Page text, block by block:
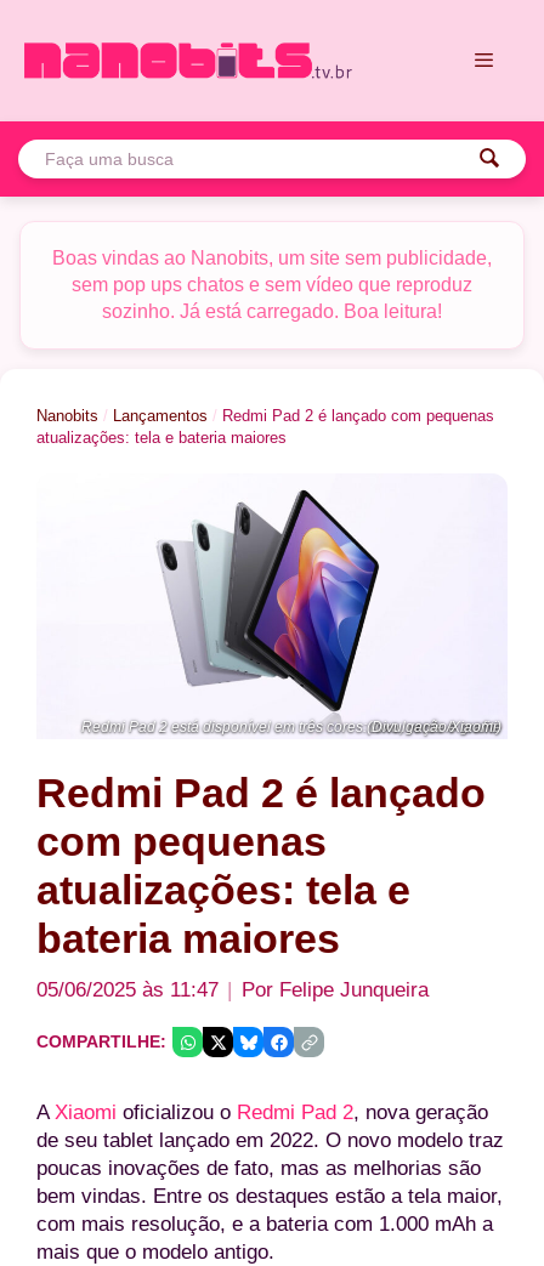
para
Boas vindas ao Nanobits, um site sem publicidade,
sem pop ups chatos e sem vídeo que reproduz
sozinho. Já está carregado. Boa leitura!
Nanobits / Lançamentos / Redmi Pad 2 é lançado com pequenas
atualizações: tela e bateria maiores
Redmi Pad 2 está disponível em três cores: roxo, verde e grafite (Divulgação/Xiaomi)
Redmi Pad 2 é lançado
com pequenas
atualizações: tela e
bateria maiores
05/06/2025 às 11:47 Por Felipe Junqueira
COMPARTILHE:
AXiaomi oficializou o Redmi Pad 2, nova geração
de seu tablet lançado em 2022. O novo modelo traz
poucas inovações de fato, mas as melhorias são
bem vindas. Entre os destaques estão a tela maior,
com mais resolução, e a bateria com 1.000 mAh a
mais que o modelo antigo.